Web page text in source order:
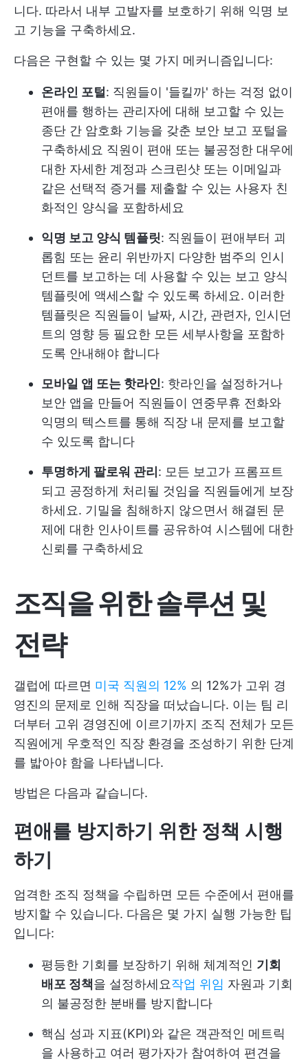
니다. 따라서 내부 고발자를 보호하기 위해 익명 보
고 기능을 구축하세요.
다음은 구현할 수 있는 몇 가지 메커니즘입니다:
온라인 포털: 직원들이 '들킬까' 하는 걱정 없이
편애를 행하는 관리자에 대해 보고할 수 있는
종단 간 암호화 기능을 갖춘 보안 보고 포털을
구축하세요 직원이 편애 또는 불공정한 대우에
대한 자세한 계정과 스크린샷 또는 이메일과
같은 선택적 증거를 제출할 수 있는 사용자 친
화적인 양식을 포함하세요
익명 보고 양식 템플릿: 직원들이 편애부터 괴
롭힘 또는 윤리 위반까지 다양한 범주의 인시
던트를 보고하는 데 사용할 수 있는 보고 양식
템플릿에 액세스할 수 있도록 하세요. 이러한
템플릿은 직원들이 날짜, 시간, 관련자, 인시던
트의 영향 등 필요한 모든 세부사항을 포함하
도록 안내해야 합니다
모바일 앱 또는 핫라인: 핫라인을 설정하거나
보안 앱을 만들어 직원들이 연중무휴 전화와
익명의 텍스트를 통해 직장 내 문제를 보고할
수 있도록 합니다
투명하게 팔로워 관리 : 모든 보고가 프롬프트
되고 공정하게 처리될 것임을 직원들에게 보장
하세요. 기밀을 침해하지 않으면서 해결된 문
제에 대한 인사이트를 공유하여 시스템에 대한
신뢰를 구축하세요
조직을 위한 솔루션 및
전략
갤럽에 따르면 미국 직원의 12% 의 12%가 고위 경
영진의 문제로 인해 직장을 떠났습니다. 이는 팀 리
더부터 고위 경영진에 이르기까지 조직 전체가 모든
직원에게 우호적인 직장 환경을 조성하기 위한 단계
를 밟아야 함을 나타냅니다.
방법은 다음과 같습니다.
편애를 방지하기 위한 정책 시행
하기
엄격한 조직 정책을 수립하면 모든 수준에서 편애를
방지할 수 있습니다. 다음은 몇 가지 실행 가능한 팁
입니다:
평등한 기회를 보장하기 위해 체계적인 기회
배포 정책을 설정하세요작업 위임 자원과 기회
의 불공정한 분배를 방지합니다
핵심 성과 지표(KPI)와 같은 객관적인 메트릭
을 사용하고 여러 평가자가 참여하여 편견을